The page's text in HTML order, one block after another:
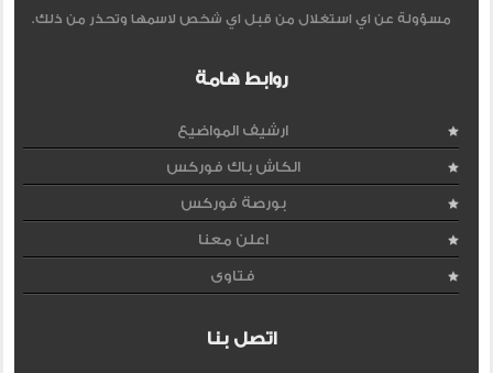
مسؤولة عن اي استغلال من قبل اي شخص لاسمها وتحذر من ذلك.
روابط هامة
ارشيف المواضيع
الكاش باك فوركس
بورصة فوركس
اعلن معنا
فتاوى
اتصل بنا